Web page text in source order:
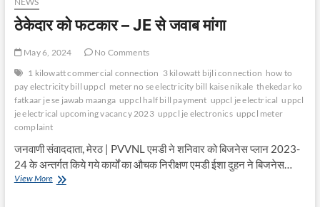
ठेकेदार को फटकार – JE से जवाब मांगा
May 6, 2024
No Comments
1 kilowatt commercial connection 3 kilowatt bijli connection how to
pay electricity bill uppcl meter no se electricity bill kaise nikale thekedar ko
fatkaar je se jawab maanga uppcl half bill payment uppcl je electrical uppcl
je electrical upcoming vacancy 2023 uppcl je electronics uppcl meter
complaint
जनवाणी संवाददाता, मेरठ | PVVNL एमडी ने शनिवार को बिजनेस प्लान 2023-
24 के अन्तर्गत किये गये कार्यों का औचक निरीक्षण एमडी ईशा दुहन ने बिजनेस…
View Moreठेकेदार